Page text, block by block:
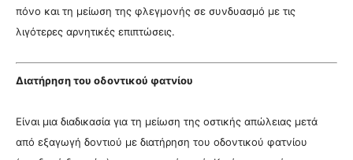
πόνο και τη μείωση της φλεγμονής σε συνδυασμό με τις
λιγότερες αρνητικές επιπτώσεις.
Διατήρηση του οδοντικού φατνίου
Είναι μια διαδικασία για τη μείωση της οστικής απώλειας μετά
από εξαγωγή δοντιού με διατήρηση του οδοντικού φατνίου